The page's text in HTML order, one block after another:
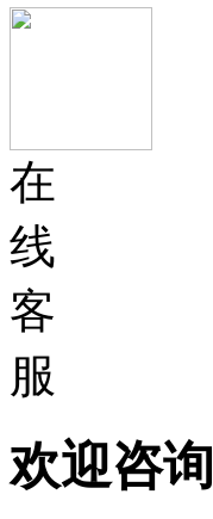
在
线
客
服
欢迎咨询